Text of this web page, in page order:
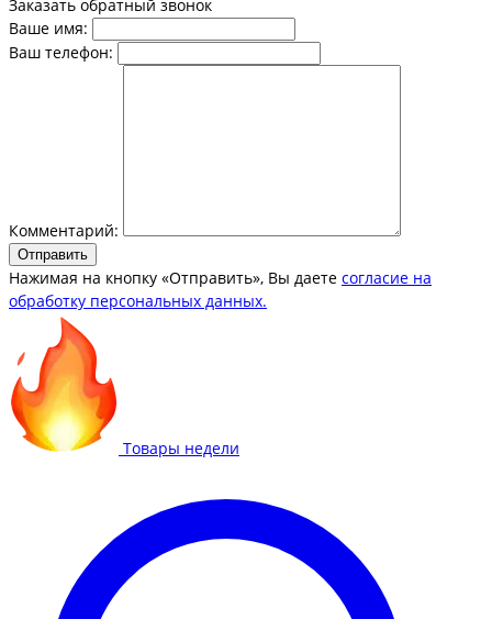
Заказать обратный звонок
Ваше имя:
Ваш телефон:
Комментарий:
Отправить
Нажимая на кнопку «Отправить», Вы даете согласие на
обработку персональных данных.
Товары недели